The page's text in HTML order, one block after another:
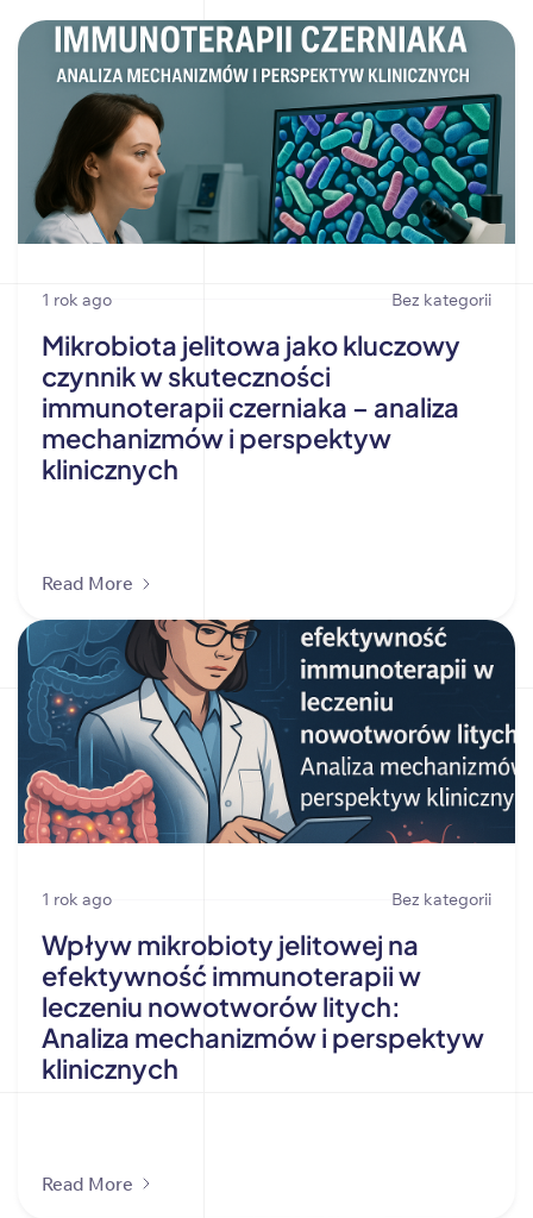
1 rok ago Bez kategorii
Mikrobiota jelitowa jako kluczowy
czynnik w skuteczności
immunoterapii czerniaka – analiza
mechanizmów i perspektyw
klinicznych
Read More
1 rok ago Bez kategorii
Wpływ mikrobioty jelitowej na
efektywność immunoterapii w
leczeniu nowotworów litych:
Analiza mechanizmów i perspektyw
klinicznych
Read More